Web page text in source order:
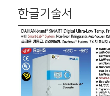
한글기술서